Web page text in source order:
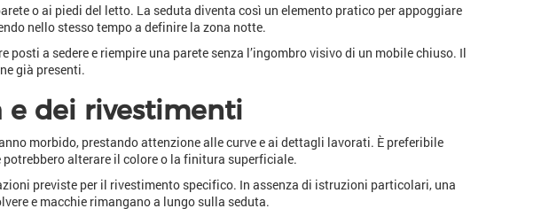
o ai piedi del letto. La seduta diventa così un elemento pratico per appoggiare
nello stesso tempo a definire la zona notte.
posti a sedere e riempire una parete senza l’ingombro visivo di un mobile chiuso. Il
già presenti.
dei rivestimenti
morbido, prestando attenzione alle curve e ai dettagli lavorati. È preferibile
alterare il colore o la finitura superficiale.
previste per il rivestimento specifico. In assenza di istruzioni particolari, una
e macchie rimangano a lungo sulla seduta.